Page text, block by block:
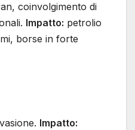
coinvolgimento di
Impatto: petrolio
borse in forte
Impatto: